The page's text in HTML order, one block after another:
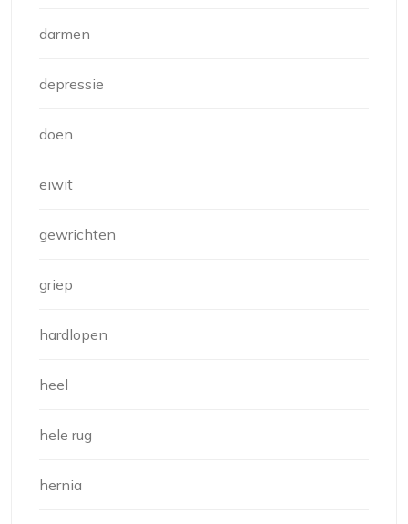
darmen
depressie
doen
eiwit
gewrichten
griep
hardlopen
heel
hele rug
hernia